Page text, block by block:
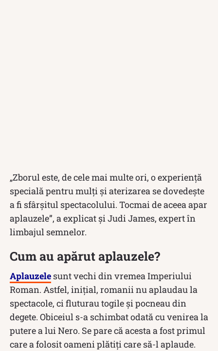
„Zborul este, de cele mai multe ori, o experiență
specială pentru mulți și aterizarea se dovedește
a fi sfârșitul spectacolului. Tocmai de aceea apar
aplauzele”, a explicat și Judi James, expert în
limbajul semnelor.
Cum au apărut aplauzele?
Aplauzele sunt vechi din vremea Imperiului
Roman. Astfel, inițial, romanii nu aplaudau la
spectacole, ci fluturau togile și pocneau din
degete. Obiceiul s-a schimbat odată cu venirea la
putere a lui Nero. Se pare că acesta a fost primul
care a folosit oameni plătiți care să-l aplaude.